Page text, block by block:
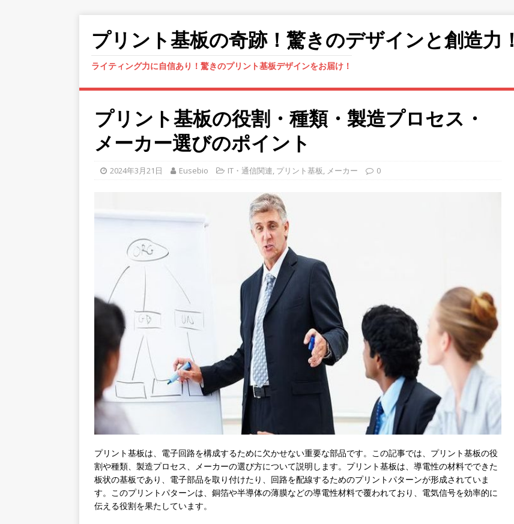
プリント基板の奇跡！驚きのデザインと創造力！
ライティング力に自信あり！驚きのプリント基板デザインをお届け！
プリント基板の役割・種類・製造プロセス・
メーカー選びのポイント
2024年3月21日 Eusebio IT・通信関連, プリント基板, メーカー 0
プリント基板は、電子回路を構成するために欠かせない重要な部品です。
この記事では、プリント基板の役
割や種類、製造プロセス、メーカーの選び方について説明します。プリント基板は、導電性の材料でできた
板状の基板であり、電子部品を取り付けたり、回路を配線するためのプリントパターンが形成されていま
す。このプリントパターンは、銅箔や半導体の薄膜などの導電性材料で覆われており、電気信号を効率的に
伝える役割を果たしています。